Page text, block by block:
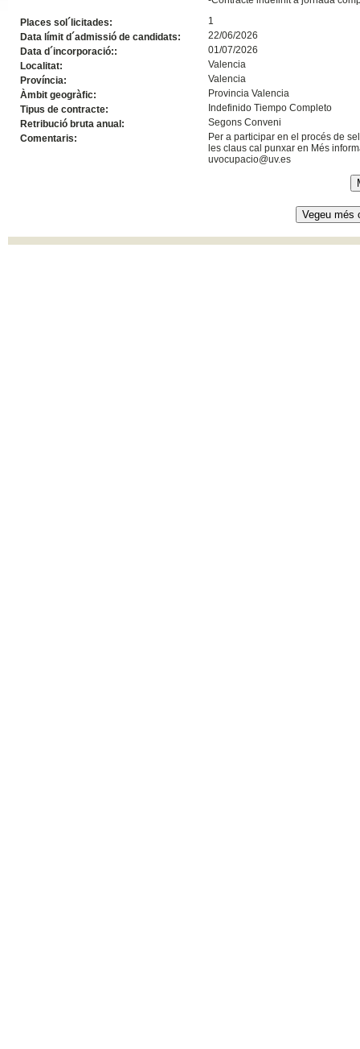
Places sol´licitades:
1
Data límit d´admissió de candidats:
22/06/2026
Data d´incorporació::
01/07/2026
Localitat:
Valencia
Província:
Valencia
Àmbit geogràfic:
Provincia Valencia
Tipus de contracte:
Indefinido Tiempo Completo
Retribució bruta anual:
Segons Conveni
Comentaris:
Per a participar en el procés de
les claus cal punxar en Més
uvocupacio@uv.es